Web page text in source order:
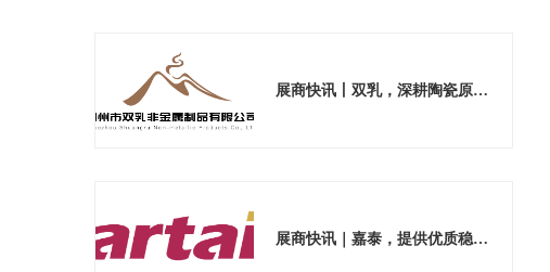
展商快讯丨双乳，深耕陶瓷原料多年
展商快讯｜嘉泰，提供优质稳定的陶瓷原料